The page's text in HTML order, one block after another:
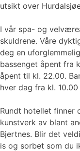
utsikt over
I vår spa- og
skuldrene. Våre
deg en
bassenget åpent fra
åpent til kl. 22.00.
hver dag fra kl. 10.00
Rundt hotellet finner
kunstverk av blant
Bjertnes. Blir det
is og sorbet som du